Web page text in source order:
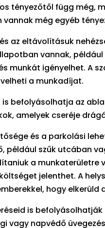
tényezőtől függ még,
még egyéb
az eltávolításuk
vannak,
munkát igényelhet. A
a munkadíjat.
befolyásolhatja az
amelyek cseréje
és a parkolási
például szűk utcában
a munkaterületre
jelenthet. A
hogy
is
vagy napvédő